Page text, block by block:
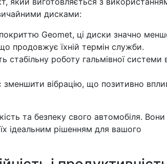
дисками:
Geomet, ці диски значно
продовжує їхній термін служби.
стабільну роботу гальмівної системи
зменшити вібрацію, що позитивно
та безпеку свого автомобіля. Вони
ідеальним рішенням для вашого